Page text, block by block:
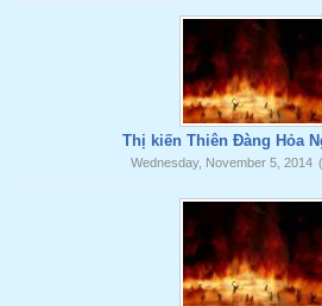
Thị kiến Thiên Đàng Hỏa
Wednesday, November 5, 2014